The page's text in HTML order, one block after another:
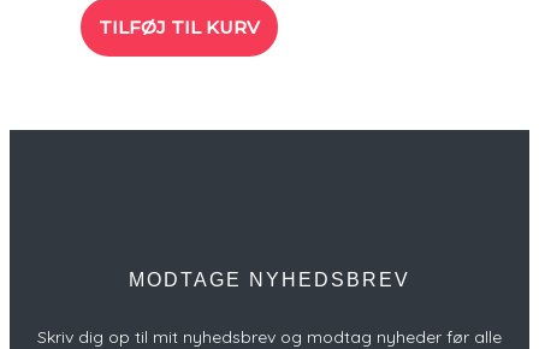
TILFØJ TIL KURV
MODTAGE NYHEDSBREV
Skriv dig op til mit nyhedsbrev og modtag nyheder før alle